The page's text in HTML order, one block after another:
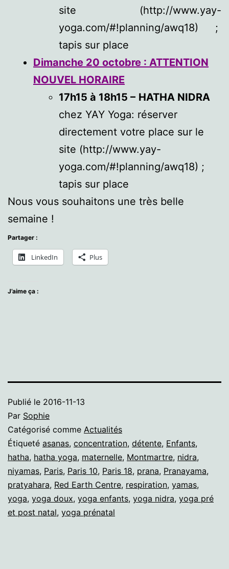
site (http://www.yay-
yoga.com/#!planning/awq18) ;
tapis sur place
Dimanche 20 octobre : ATTENTION
NOUVEL HORAIRE
17h15 à 18h15 – HATHA NIDRA
chez YAY Yoga: réserver
directement votre place sur le
site (http://www.yay-
yoga.com/#!planning/awq18) ;
tapis sur place
Nous vous souhaitons une très belle
semaine !
Partager :
LinkedIn Plus
J’aime ça :
Publié le 2016-11-13
Par Sophie
Catégorisé comme Actualités
Étiqueté asanas, concentration, détente, Enfants,
hatha, hatha yoga, maternelle, Montmartre, nidra,
niyamas, Paris, Paris 10, Paris 18, prana, Pranayama,
pratyahara, Red Earth Centre, respiration, yamas,
yoga, yoga doux, yoga enfants, yoga nidra, yoga pré
et post natal, yoga prénatal